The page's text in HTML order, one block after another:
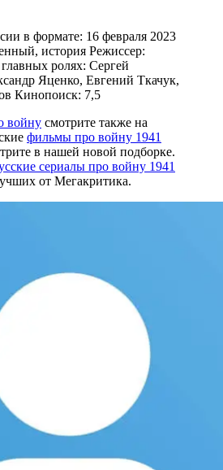
в формате: 16 февраля 2023
история Режиссер:
ролях: Сергей
Яценко, Евгений Ткачук,
Кинопоиск: 7,5
войну смотрите также на
фильмы про войну 1941
в нашей новой подборке.
сериалы про войну 1941
от Мегакритика.